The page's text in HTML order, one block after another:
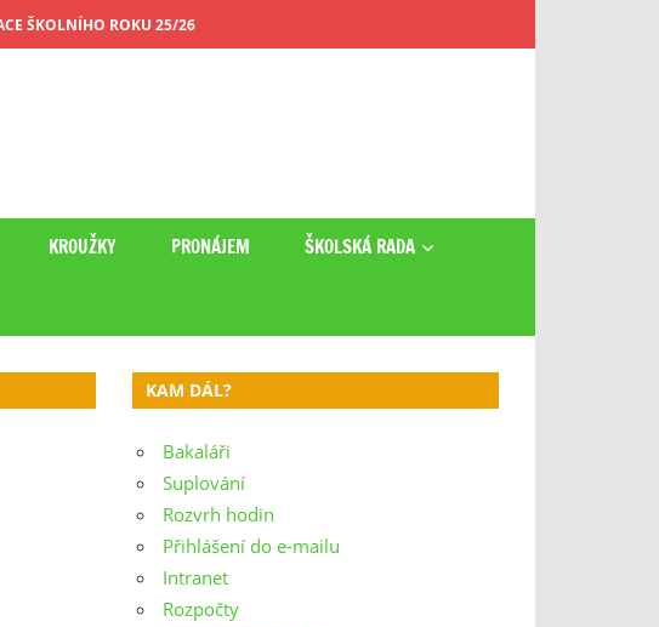
ŠKOLNÍHO ROKU 25/26
KROUŽKY PRONÁJEM ŠKOLSKÁ RADA
KAM DÁL?
Bakaláři
Suplování
Rozvrh hodin
Přihlášení do e-mailu
Intranet
Rozpočty